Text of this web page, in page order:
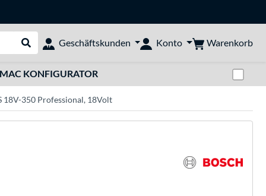
Suche durchführen
Geschäftskunden Konto Warenkorb
KONFIGURATOR
18V-350 Professional, 18Volt